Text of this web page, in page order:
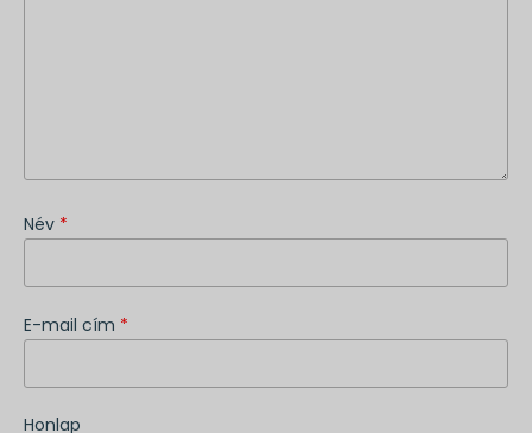
Név *
E-mail cím *
Honlap